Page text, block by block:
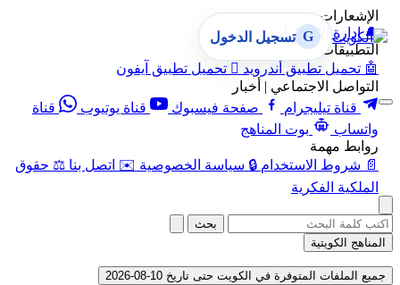
الإشعارات
🔔 إدارة الإشعارات
التطبيقات
🤖 تحميل تطبيق أندرويد  تحميل تطبيق آيفون
التواصل الاجتماعي | أخبار
قناة تيليجرام
صفحة فيسبوك قناة يوتيوب
قناة
واتساب
بوت المناهج
روابط مهمة
📄 شروط الاستخدام 🔒 سياسة الخصوصية ✉️ اتصل بنا ⚖️ حقوق
الملكية الفكرية
G تسجيل الدخول
بحث
المناهج الكويتية
جميع الملفات المتوفرة في الكويت حتى تاريخ 10-08-2026